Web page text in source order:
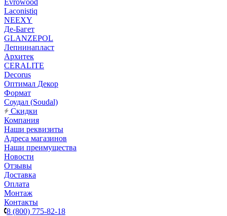
Evrowood
Laconistiq
NEEXY
Де-Багет
GLANZEPOL
Лепнинапласт
Архитек
CERALITE
Decorus
Оптимал Декор
Формат
Соудал (Soudal)
Скидки
Компания
Наши реквизиты
Адреса магазинов
Наши преимущества
Новости
Отзывы
Доставка
Оплата
Монтаж
Контакты
8 (800) 775-82-18